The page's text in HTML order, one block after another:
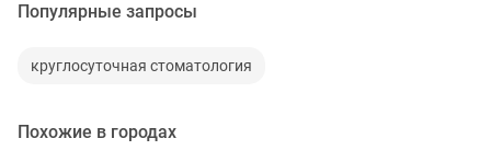
Популярные запросы
круглосуточная стоматология
Похожие в городах